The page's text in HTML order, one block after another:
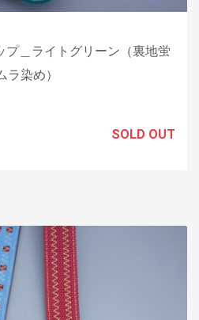
プ＿ライトグリーン（裏地蛍
染め）
SOLD OUT